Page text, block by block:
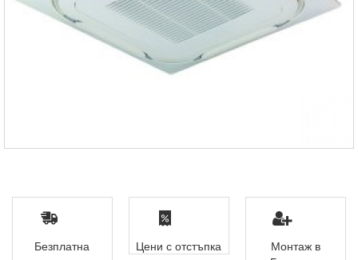
Безплатна
Цени с отстъпка
Монтаж в